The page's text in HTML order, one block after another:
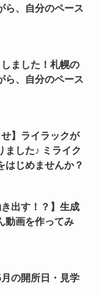
ら、自分のペース
ました！札幌の
ら、自分のペース
せ】ライラックが
ました♪ ミライク
はじめませんか？
き出す！？】生成
動画を作ってみ
月の開所日・見学